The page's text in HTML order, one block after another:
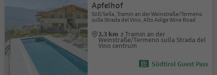
Apfelhof
Söll/Sella, Tramin an der Weinstraße/Termeno
sulla Strada del Vino, Alto Adige Wine Road
2.3 km z Tramin an der
Weinstraße/Termeno sulla Strada del
Vino centrum
Südtirol Guest Pass